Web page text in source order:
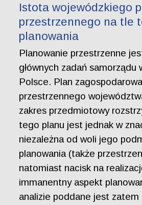
Istota wojewódzkiego
przestrzennego na tle
planowania
Planowanie przestrzenne
głównych zadań samorządu
Polsce. Plan
przestrzennego
zakres przedmiotowy
tego planu jest jednak w
niezależna od woli jego
planowania (także
natomiast nacisk na
immanentny aspekt
analizie poddane jest zatem